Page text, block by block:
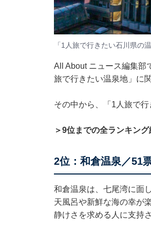
「1人旅で行きたい石川県の
All About ニュース編集部
旅で行きたい温泉地」に
その中から、「1人旅で
＞9位までの全ランキン
2位：和倉温泉／51
和倉温泉は、七尾湾に面
天風呂や新鮮な海の幸が
静けさを求める人に支持